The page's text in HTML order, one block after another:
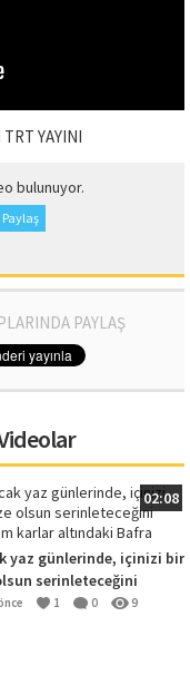
YAYINI
bulunuyor.
PAYLAŞ
02:08
yaz günlerinde, içinizi bir
serinleteceğini
karlar altındaki Bafra
1 0 9